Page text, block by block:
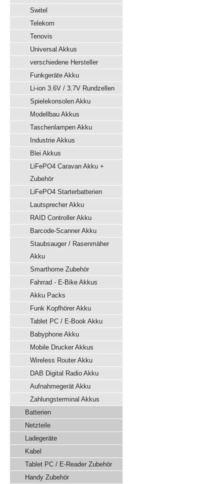
Switel
Telekom
Tenovis
Universal Akkus
verschiedene Hersteller
Funkgeräte Akku
Li-ion 3.6V / 3.7V Rundzellen
Spielekonsolen Akku
Modellbau Akkus
Taschenlampen Akku
Industrie Akkus
Blei Akkus
LiFePO4 Caravan Akku +
Zubehör
LiFePO4 Starterbatterien
Lautsprecher Akku
RAID Controller Akku
Barcode-Scanner Akku
Staubsauger / Rasenmäher
Akku
Smarthome Zubehör
Fahrrad - E-Bike Akkus
Akku Packs
Funk Kopfhörer Akku
Tablet PC / E-Book Akku
Babyphone Akku
Mobile Drucker Akkus
Wireless Router Akku
DAB Digital Radio Akku
Aufnahmegerät Akku
Zahlungsterminal Akkus
Batterien
Netzteile
Ladegeräte
Kabel
Tablet PC / E-Reader Zubehör
Handy Zubehör